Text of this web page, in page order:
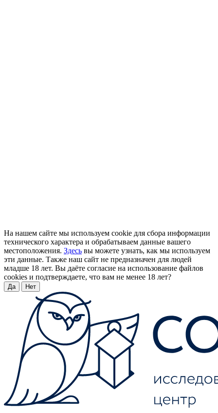
На нашем сайте мы используем cookie для сбора информации
технического характера и обрабатываем данные вашего
местоположения. Здесь вы можете узнать, как мы используем
эти данные. Также наш сайт не предназначен для людей
младше 18 лет. Вы даёте согласие на использование файлов
cookies и подтверждаете, что вам не менее 18 лет?
Да Нет